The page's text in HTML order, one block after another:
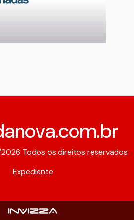
Todos os direitos reservados
Expediente